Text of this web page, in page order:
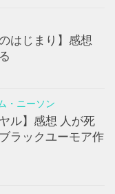
はじまり】感想
・ニーソン
ル】感想 人が死
ラックユーモア作